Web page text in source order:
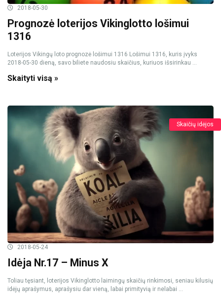
2018-05-30
Prognozė loterijos Vikinglotto lošimui
1316
Loterijos Vikingų loto prognozė lošimui 1316 Lošimui 1316, kuris įvyks
2018-05-30 dieną, savo biliete naudosiu skaičius, kuriuos išsirinkau ...
Skaityti visą »
Skaičių idėjos
2018-05-24
Idėja Nr.17 – Minus X
Toliau tęsiant, loterijos Vikinglotto laimingų skaičių rinkimosi, seniau kilusių
idėjų aprašymus, aprašysiu dar vieną, labai primityvią ir nelabai ...